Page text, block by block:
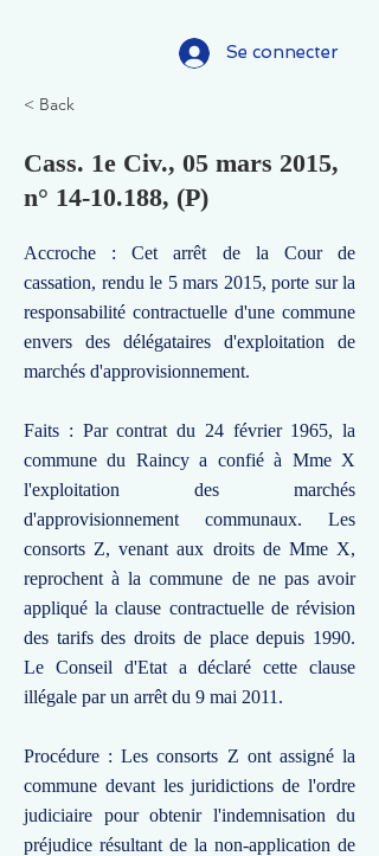
Se connecter
< Back
Cass. 1e Civ., 05 mars 2015,
n° 14-10.188, (P)
Accroche : Cet arrêt de la Cour de
cassation, rendu le 5 mars 2015, porte sur la
responsabilité contractuelle d'une commune
envers des délégataires d'exploitation de
marchés d'approvisionnement.
Faits : Par contrat du 24 février 1965, la
commune du Raincy a confié à Mme X
l'exploitation des marchés
d'approvisionnement communaux. Les
consorts Z, venant aux droits de Mme X,
reprochent à la commune de ne pas avoir
appliqué la clause contractuelle de révision
des tarifs des droits de place depuis 1990.
Le Conseil d'Etat a déclaré cette clause
illégale par un arrêt du 9 mai 2011.
Procédure : Les consorts Z ont assigné la
commune devant les juridictions de l'ordre
judiciaire pour obtenir l'indemnisation du
préjudice résultant de la non-application de